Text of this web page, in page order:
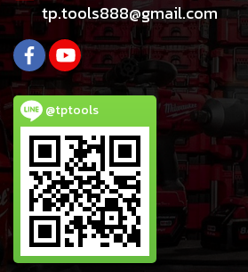
tp.tools888@gmail.com
@tptools